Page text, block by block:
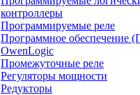
контроллеры
Программируемые реле
Программное обеспечение
OwenLogic
Промежуточные реле
Регуляторы мощности
Редукторы